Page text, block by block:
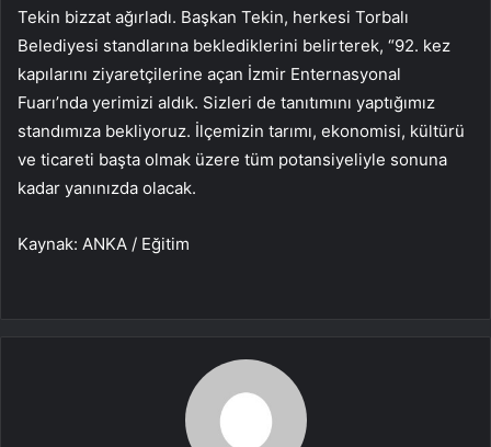
Tekin bizzat ağırladı. Başkan Tekin, herkesi Torbalı
Belediyesi standlarına beklediklerini belirterek, “92. kez
kapılarını ziyaretçilerine açan İzmir Enternasyonal
Fuarı’nda yerimizi aldık. Sizleri de tanıtımını yaptığımız
standımıza bekliyoruz. İlçemizin tarımı, ekonomisi, kültürü
ve ticareti başta olmak üzere tüm potansiyeliyle sonuna
kadar yanınızda olacak.
Kaynak: ANKA / Eğitim